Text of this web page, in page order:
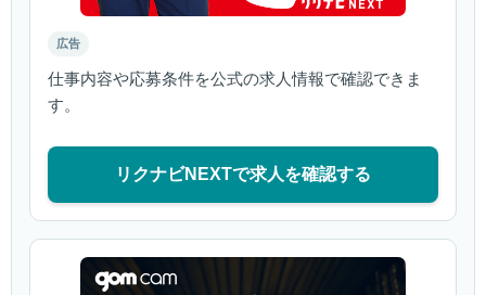
広告
仕事内容や応募条件を公式の求人情報で確認できま
す。
リクナビNEXTで求人を確認する